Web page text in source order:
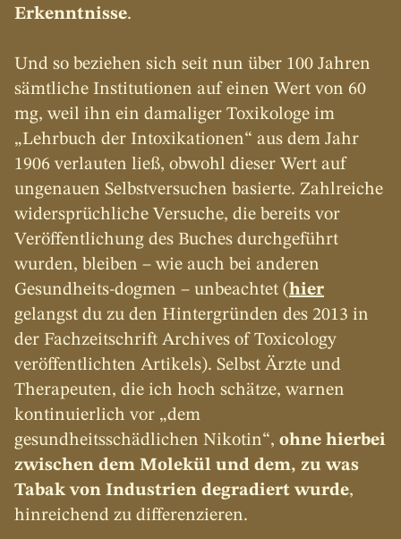
Erkenntnisse.
Und so beziehen sich seit nun über 100 Jahren
sämtliche Institutionen auf einen Wert von 60
mg, weil ihn ein damaliger Toxikologe im
„Lehrbuch der Intoxikationen“ aus dem Jahr
1906 verlauten ließ, obwohl dieser Wert auf
ungenauen Selbstversuchen basierte. Zahlreiche
widersprüchliche Versuche, die bereits vor
Veröffentlichung des Buches durchgeführt
wurden, bleiben – wie auch bei anderen
Gesundheits-dogmen – unbeachtet (hier
gelangst du zu den Hintergründen des 2013 in
der Fachzeitschrift Archives of Toxicology
veröffentlichten Artikels). Selbst Ärzte und
Therapeuten, die ich hoch schätze, warnen
kontinuierlich vor „dem
gesundheitsschädlichen Nikotin“, ohne hierbei
zwischen dem Molekül und dem, zu was
Tabak von Industrien degradiert wurde,
hinreichend zu differenzieren.